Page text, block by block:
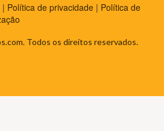
| Política de privacidade | Política de
Todos os direitos reservados.